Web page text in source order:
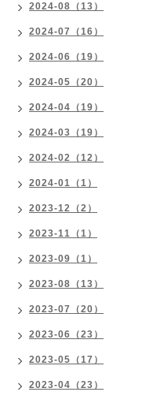
2024-08（13）
2024-07（16）
2024-06（19）
2024-05（20）
2024-04（19）
2024-03（19）
2024-02（12）
2024-01（1）
2023-12（2）
2023-11（1）
2023-09（1）
2023-08（13）
2023-07（20）
2023-06（23）
2023-05（17）
2023-04（23）